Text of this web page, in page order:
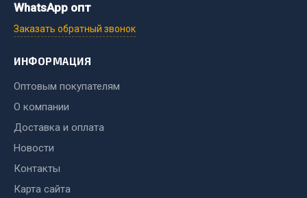
Лампы паяльные, керосиновые
Сантехника
Спецодежда
Товары для дома
Весь раздел
Шиномонтаж
WhatsApp опт
Заказать обратный звонок
ИНФОРМАЦИЯ
Оптовым покупателям
О компании
Доставка и оплата
Новости
Контакты
Карта сайта